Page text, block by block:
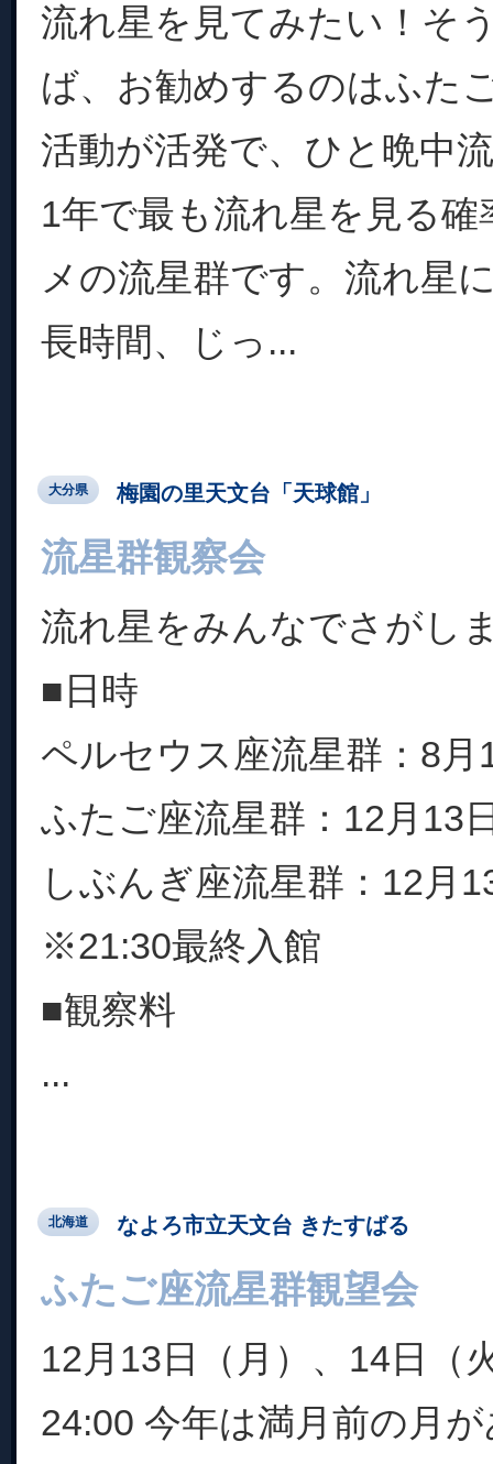
流れ星を見てみたい！そ
ば、お勧めするのはふた
活動が活発で、ひと晩中
1年で最も流れ星を見る
メの流星群です。流れ星
長時間、じっ...
大分県 梅園の里天文台「天球館」
流星群観察会
流れ星をみんなでさがし
■日時
ペルセウス座流星群：8月
ふたご座流星群：12月13
しぶんぎ座流星群：12月
※21:30最終入館
■観察料
...
北海道 なよろ市立天文台 きたすばる
ふたご座流星群観望会
12月13日（月）、14日（
24:00 今年は満月前の月